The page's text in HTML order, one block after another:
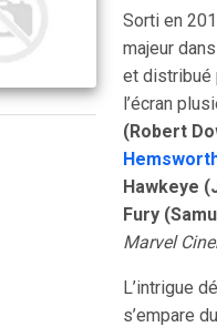
Sorti en
majeur
et distribué
l’écran
(Robert
Hawkeye
Fury
Marvel
L’intrigue
s’empare du